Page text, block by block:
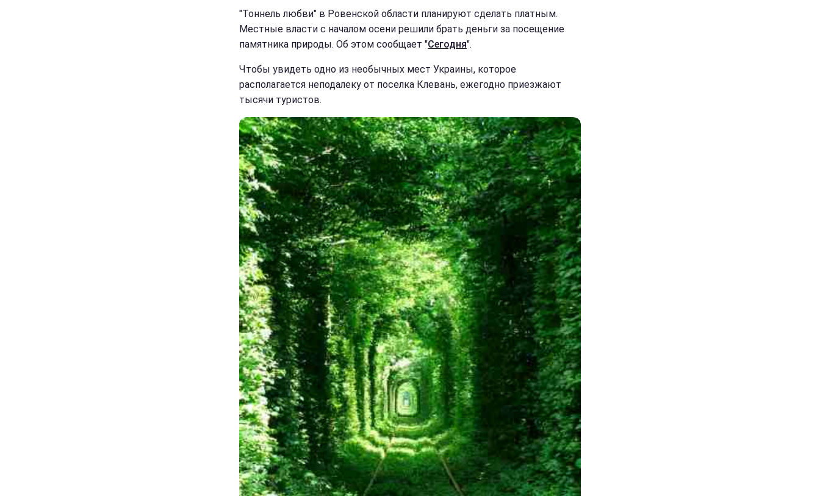
"Тоннель любви" в Ровенской области планируют сделать платным.
Местные власти с началом осени решили брать деньги за посещение
памятника природы. Об этом сообщает "Сегодня".
Чтобы увидеть одно из необычных мест Украины, которое
располагается неподалеку от поселка Клевань, ежегодно приезжают
тысячи туристов.